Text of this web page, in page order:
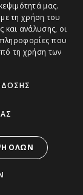
μας.
τη χρήση του
και ανάλυσης, οι
πληροφορίες που
τη χρήση των
ΌΛΩΝ